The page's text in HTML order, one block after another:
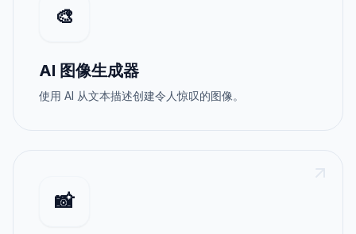
🎨
AI 图像生成器
使用 AI 从文本描述创建令人惊叹的图像。
📸